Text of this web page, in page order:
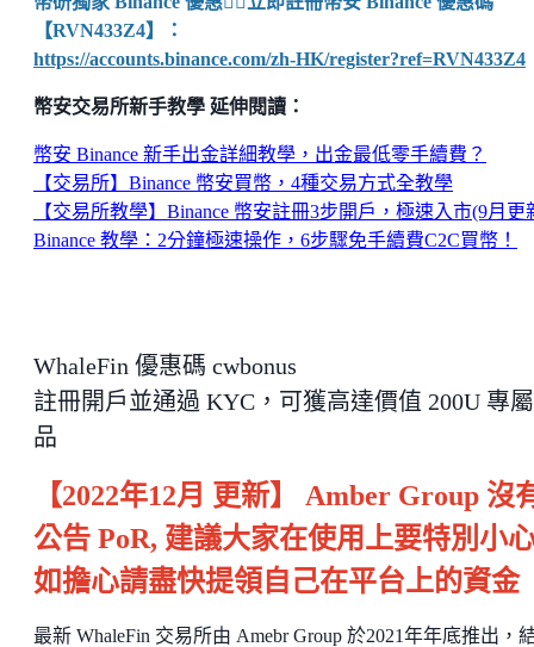
【RVN433Z4】
：
https://accounts.binance.com/zh-HK/register?ref=RVN433Z4
幣安交易所新手教學 延伸閱讀：
幣安 Binance 新手出金詳細教學，出金最低零手續費？
【交易所】Binance 幣安買幣，4種交易方式全教學
【交易所教學】Binance 幣安註冊3步開戶，極速入市(9月更
Binance 教學：2分鐘極速操作，6步驟免手續費C2C買幣！
WhaleFin 優惠碼 cwbonus
註冊開戶並通過 KYC，可獲高達價值 200U 專
品
【2022年12月 更新】 Amber Group 沒
公告 PoR, 建議大家在使用上要特別小
如擔心請盡快提領自己在平台上的資金
最新 WhaleFin 交易所由 Amebr Group 於2021年年底推出，